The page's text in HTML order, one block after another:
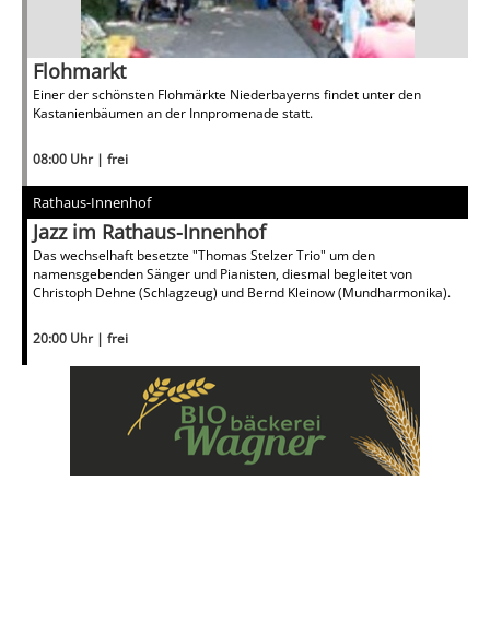
Flohmarkt
Einer der schönsten Flohmärkte Niederbayerns findet unter den
Kastanienbäumen an der Innpromenade statt.
08:00 Uhr | frei
Rathaus-Innenhof
Jazz im Rathaus-Innenhof
Das wechselhaft besetzte "Thomas Stelzer Trio" um den
namensgebenden Sänger und Pianisten, diesmal begleitet von
Christoph Dehne (Schlagzeug) und Bernd Kleinow (Mundharmonika).
20:00 Uhr | frei